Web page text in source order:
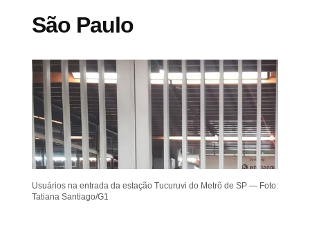
São Paulo
Usuários na entrada da estação Tucuruvi do Metrô de SP — Foto:
Tatiana Santiago/G1